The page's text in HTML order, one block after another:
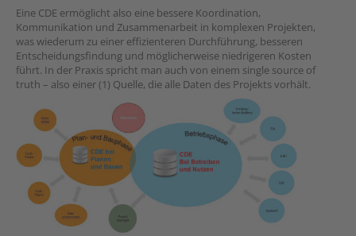
Eine CDE ermöglicht also eine bessere Koordination,
Kommunikation und Zusammenarbeit in komplexen Projekten,
was wiederum zu einer effizienteren Durchführung, besseren
Entscheidungsfindung und möglicherweise niedrigeren Kosten
führt. In der Praxis spricht man auch von einem single source of
truth – also einer (1) Quelle, die alle Daten des Projekts vorhält.